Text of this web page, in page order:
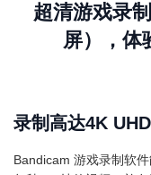
超清游戏录
屏），体
录制高达4K
Bandicam 游戏录制软